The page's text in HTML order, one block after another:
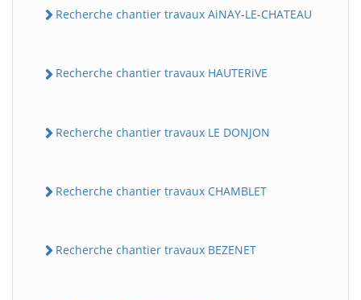
Recherche chantier travaux AiNAY-LE-CHATEAU
Recherche chantier travaux HAUTERiVE
Recherche chantier travaux LE DONJON
Recherche chantier travaux CHAMBLET
Recherche chantier travaux BEZENET